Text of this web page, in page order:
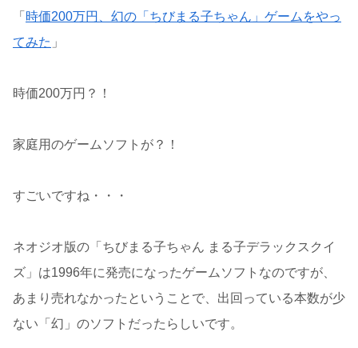
「 時価200万円、幻の「ちびまる子ちゃん」ゲームをやっ
てみた 」
時価200万円？！
家庭用のゲームソフトが？！
すごいですね・・・
ネオジオ版の「ちびまる子ちゃん まる子デラックスクイ
ズ」は1996年に発売になったゲームソフトなのですが、
あまり売れなかったということで、出回っている本数が少
ない「幻」のソフトだったらしいです。